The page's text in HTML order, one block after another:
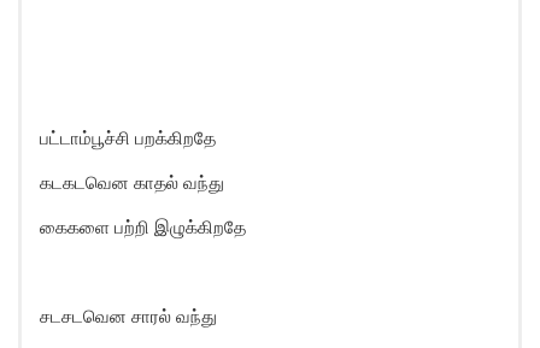
பட்டாம்பூச்சி பறக்கிறதே
கடகடவென காதல் வந்து
கைகளை பற்றி இழுக்கிறதே
சடசடவென சாரல் வந்து